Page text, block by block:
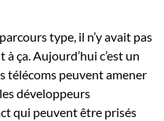
type, il n’y avait pas
ça. Aujourd’hui c’est un
télécoms peuvent amener
développeurs
qui peuvent être prisés